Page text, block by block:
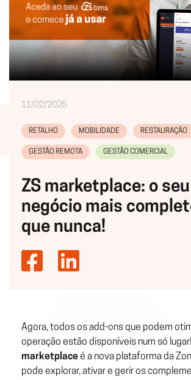
11/02/2025
RETALHO MOBILIDADE RESTAURAÇÃO
GESTÃO REMOTA GESTÃO COMERCIAL
ZS marketplace: o seu
negócio mais
que nunca!
Agora, todos os add-ons que podem
operação estão disponíveis num só
marketplaceé a nova plataforma da
pode explorar, ativar e gerir os